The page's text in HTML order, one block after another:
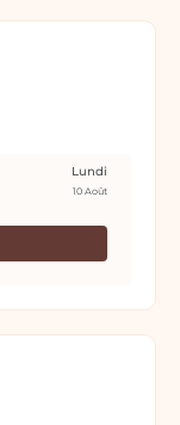
Lundi
10 Août